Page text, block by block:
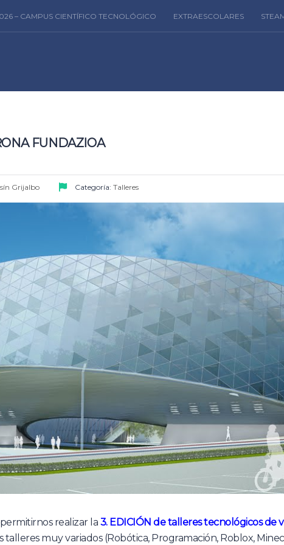
– CAMPUS CIENTÍFICO TECNOLÓGICO EXTRAESCOLARES
FUNDAZIOA
Grijalbo Categoría: Talleres
realizar la 3. EDICIÓN de talleres tecnológicos de
muy variados (Robótica, Programación, Roblox,